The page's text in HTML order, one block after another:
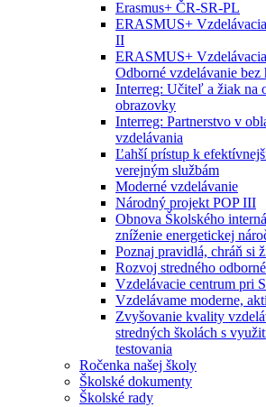
Erasmus+ ČR-SR-PL
ERASMUS+
II
ERASMUS+
Odborné vzdelávanie bez
Interreg: Učiteľ a žiak na
obrazovky
Interreg: Partnerstvo v
vzdelávania
Ľahší prístup k
verejným službám
Moderné vzdelávanie
Národný projekt POP III
Obnova Školského
zníženie energetickej
Poznaj pravidlá, chráň si
Rozvoj stredného
Vzdelávacie centrum pri
Vzdelávame moderne,
Zvyšovanie kvality
stredných školách s
testovania
Ročenka našej školy
Školské dokumenty
Školské rady